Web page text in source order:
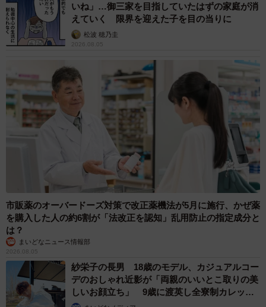
程が違うため、人によっては効き目に差を感じたり使用感
の違いを抱く場合も。僕が担当した患者さんの中にも少数
ですが、ジェネリック医薬品に切り替えて、効果の差を感
じた人はおられます。副作用に関しては、効果の差を感じ
る人以上に少ないように思いますね」
いね」…御三家を目指していたはずの家庭が消
えていく 限界を迎えた子を目の当りに
松波 穂乃圭
2026.08.05
市販薬のオーバードーズ対策で改正薬機法が5月に施行、かぜ薬
を購入した人の約6割が「法改正を認知」乱用防止の指定成分と
は？
まいどなニュース情報部
2026.08.05
紗栄子の長男 18歳のモデル、カジュアルコー
デのおしゃれ近影が「両親のいいとこ取りの美
しいお顔立ち」 9歳に渡英し全寮制カレッジ
で学ぶ